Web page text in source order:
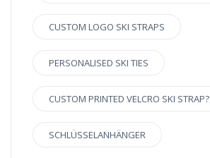
CUSTOM LOGO SKI STRAPS
PERSONALISED SKI TIES
CUSTOM PRINTED VELCRO SKI STRAP?
SCHLÜSSELANHÄNGER